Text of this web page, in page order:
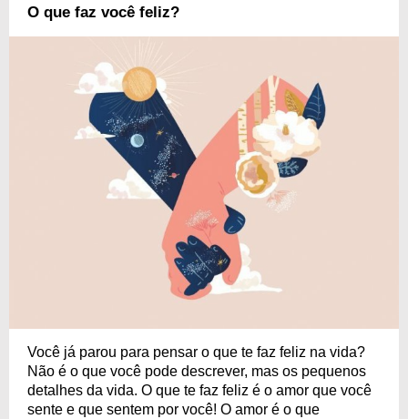
O que faz você feliz?
Você já parou para pensar o que te faz feliz na vida?
Não é o que você pode descrever, mas os pequenos
detalhes da vida. O que te faz feliz é o amor que você
sente e que sentem por você! O amor é o que